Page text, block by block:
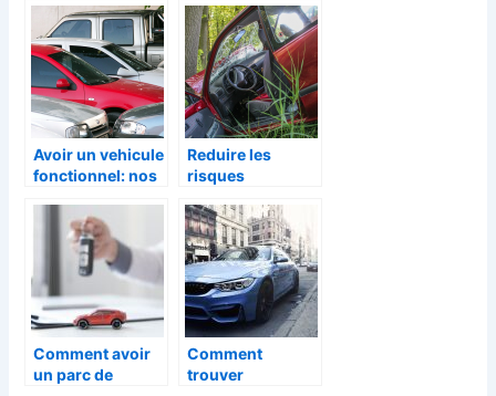
Avoir un vehicule
fonctionnel: nos
Reduire les
risques
Quelles sont les
habitudes a
adopter ?
Comment avoir
un parc de
Comment
trouver